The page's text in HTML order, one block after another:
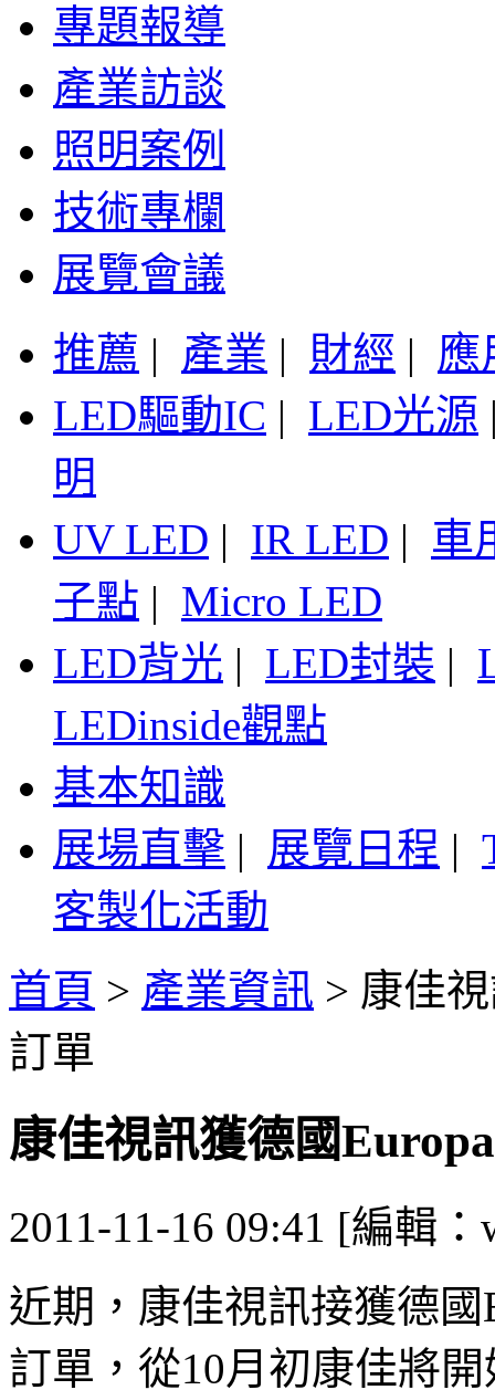
專題報導
產業訪談
照明案例
技術專欄
展覽會議
推薦 | 產業 | 財經 | 應
LED驅動IC | LED光源
明
UV LED | IR LED | 車
子點 | Micro LED
LED背光 | LED封裝 |
LEDinside觀點
基本知識
展場直擊 | 展覽日程 |
客製化活動
首頁 > 產業資訊 > 康佳
訂單
康佳視訊獲德國
2011-11-16 09:41 [編輯：
近期，康佳視訊接獲德國
訂單，從10月初康佳將